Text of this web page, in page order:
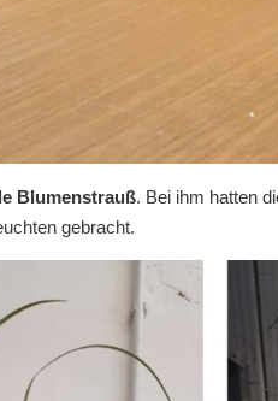
Blumenstrauß. Bei ihm hatten
gebracht.